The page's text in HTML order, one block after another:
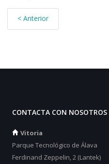
< Anterior
CONTACTA CON NOSOTROS
Vitoria
Parque Tecnológico de Álava
Ferdinand Zeppelin, 2 (Lantek)